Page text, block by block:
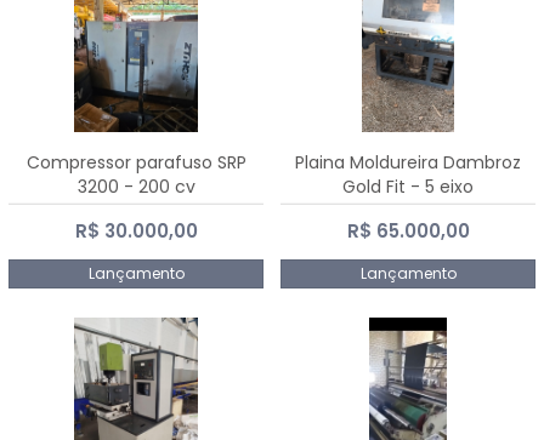
Compressor parafuso SRP
3200 - 200 cv
R$ 30.000,00
Lançamento
Plaina Moldureira Dambroz
Gold Fit - 5 eixo
R$ 65.000,00
Lançamento